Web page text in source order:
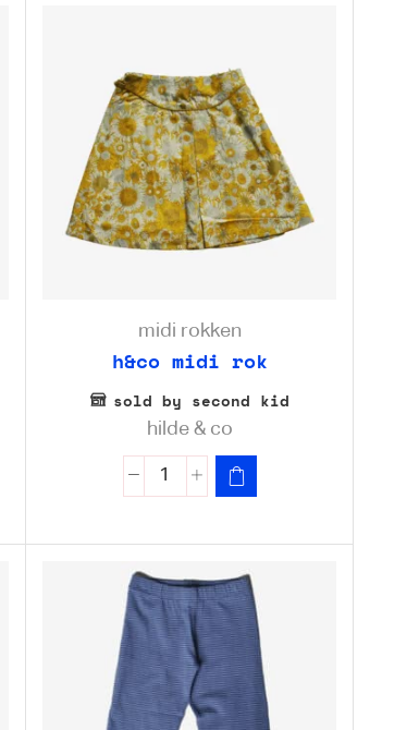
midi rokken
h&co midi rok
sold by second kid
hilde & co